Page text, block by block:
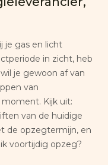
je gas en licht
in zicht, heb
je gewoon af van
van
Kijk uit:
van de huidige
de opzegtermijn, en
voortijdig opzeg?